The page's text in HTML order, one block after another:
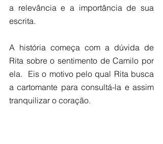
a relevância e a importância de sua
escrita.
A história começa com a dúvida de
Rita sobre o sentimento de Camilo por
ela.  Eis o motivo pelo qual Rita busca
a cartomante para consultá-la e assim
tranquilizar o coração.